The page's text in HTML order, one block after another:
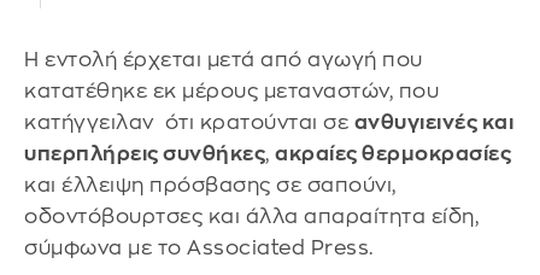
Η εντολή έρχεται μετά από αγωγή που
κατατέθηκε εκ μέρους μεταναστών, που
κατήγγειλαν ότι κρατούνται σε ανθυγιεινές και
υπερπλήρεις συνθήκες, ακραίες θερμοκρασίες
και έλλειψη πρόσβασης σε σαπούνι,
οδοντόβουρτσες και άλλα απαραίτητα είδη,
σύμφωνα με το Associated Press.